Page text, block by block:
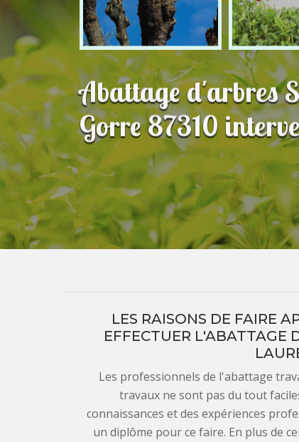
Abattage d'arbres
Gorre 87310
LES RAISONS DE FAIRE
EFFECTUER L'ABATTAGE
Les professionnels de l'abattage
travaux ne sont pas du tout
connaissances et des expériences
un diplôme pour ce faire. En plus de